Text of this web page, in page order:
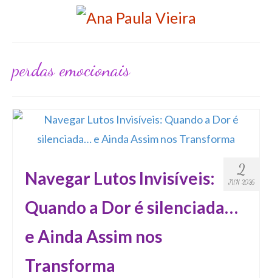
perdas emocionais
2
JUN 2026
Navegar Lutos Invisíveis:
Quando a Dor é silenciada…
e Ainda Assim nos
Transforma